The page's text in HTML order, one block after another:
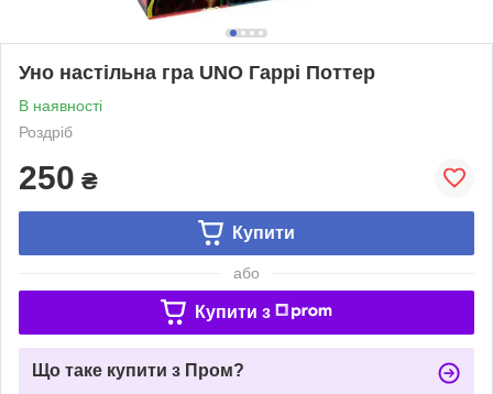
Уно настільна гра UNO Гаррі Поттер
В наявності
Роздріб
250 ₴
Купити
або
Купити з
Що таке купити з Пром?